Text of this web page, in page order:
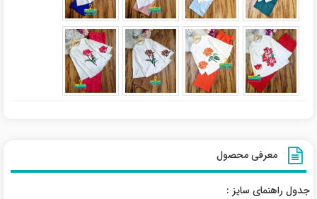
معرفی محصول
جدول راهنمای سایز :